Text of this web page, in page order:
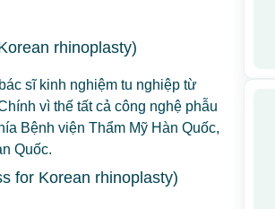
sĩ kinh nghiệm tu nghiệp từ
vì thế tất cả công nghệ phẫu
Bệnh viện Thẩm Mỹ Hàn Quốc,
Quốc.